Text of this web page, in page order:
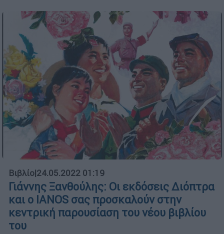
Βιβλίο|24.05.2022 01:19
Γιάννης Ξανθούλης: Οι εκδόσεις Διόπτρα
και ο IANOS σας προσκαλούν στην
κεντρική παρουσίαση του νέου βιβλίου
του